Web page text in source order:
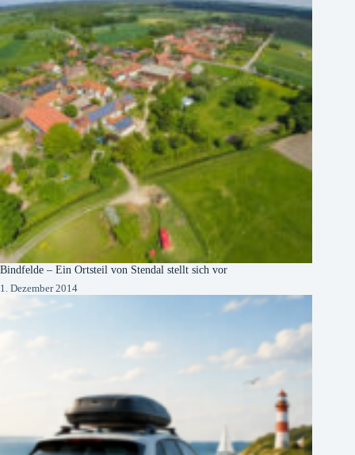
Bindfelde – Ein Ortsteil von Stendal stellt sich vor
1. Dezember 2014